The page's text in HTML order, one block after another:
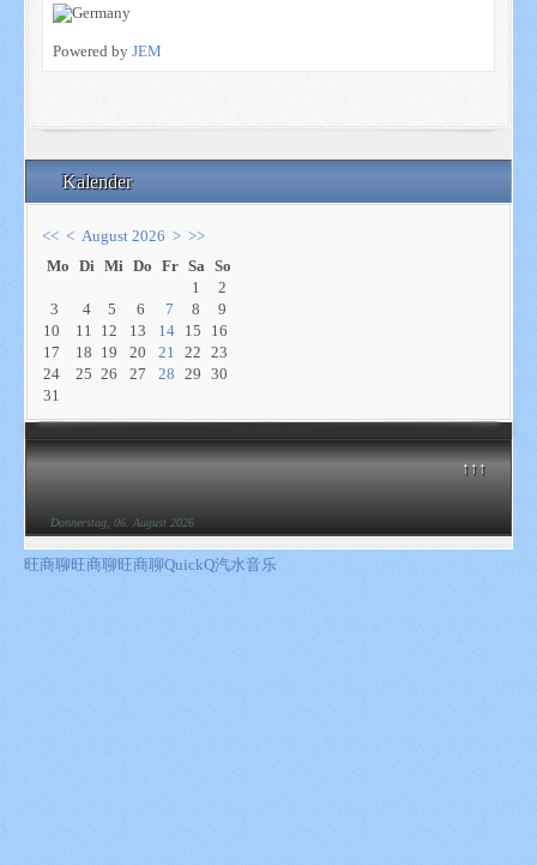
↑↑↑
Donnerstag, 06. August 2026
Kalender
<< < August 2026 > >>
Mo Di Mi Do Fr Sa So
1
2
3
4 5 6 7 8
9
10
11 12 13 14 15
16
17
18 19 20 21 22
23
24
25 26 27 28 29
30
31
Powered by JEM
旺商聊旺商聊旺商聊QuickQ汽水音乐